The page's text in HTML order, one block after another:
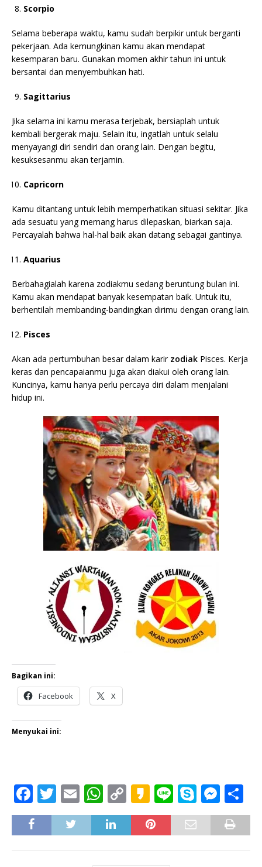
Scorpio
Selama beberapa waktu, kamu sudah berpikir untuk berganti
pekerjaan. Ada kemungkinan kamu akan mendapat
kesemparan baru. Gunakan momen akhir tahun ini untuk
bersantai dan menyembuhkan hati.
Sagittarius
Jika selama ini kamu merasa terjebak, bersiaplah untuk
kembali bergerak maju. Selain itu, ingatlah untuk selalu
menyayangi diri sendiri dan orang lain. Dengan begitu,
kesuksesanmu akan terjamin.
Capricorn
Kamu ditantang untuk lebih memperhatikan situasi sekitar. Jika
ada sesuatu yang memang harus dilepaskan, biarkan saja.
Percayalah bahwa hal-hal baik akan datang sebagai gantinya.
Aquarius
Berbahagialah karena zodiakmu sedang beruntung bulan ini.
Kamu akan mendapat banyak kesempatan baik. Untuk itu,
berhentilah membanding-bandingkan dirimu dengan orang lain.
Pisces
Akan ada pertumbuhan besar dalam karir zodiak Pisces. Kerja
keras dan pencapaianmu juga akan diakui oleh orang lain.
Kuncinya, kamu hanya perlu percaya diri dalam menjalani
hidup ini.
Bagikan ini:
Facebook X
Menyukai ini:
F
a
c
T
w
it
E
m
ai
W
h
at
C
o
p
K
a
k
Li
n
e
S
k
y
M
e
ss
h
ar